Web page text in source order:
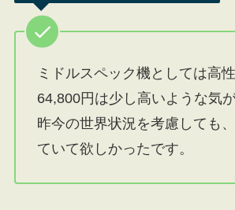
ミドルスペック機としては高性
64,800円は少し高いような気が
昨今の世界状況を考慮しても
ていて欲しかったです。